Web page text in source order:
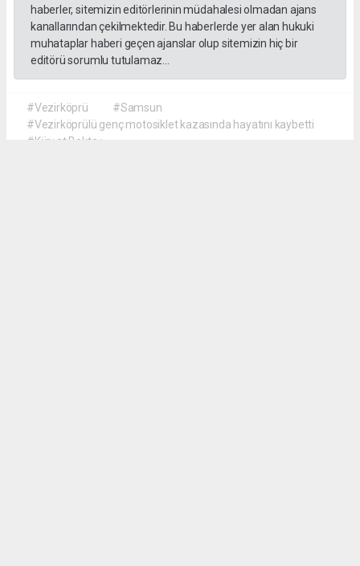
haberler, sitemizin editörlerinin müdahalesi olmadan ajans
kanallarından çekilmektedir. Bu haberlerde yer alan hukuki
muhataplar haberi geçen ajanslar olup sitemizin hiç bir
editörü sorumlu tutulamaz...
#Vezirköprü
#Samsun
#Vezirköprülü genç motosiklet kazasında hayatını kaybetti
#Kürşat Bektaş